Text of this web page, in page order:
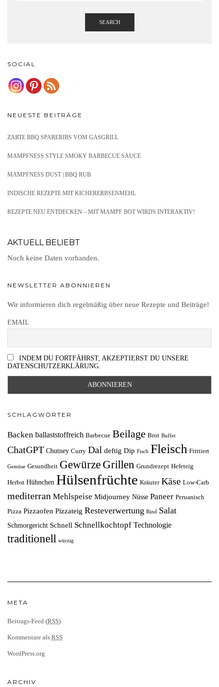
SEARCH
SOCIAL
NEUESTE BEITRÄGE
ZARTE BBQ SPARERIBS VOM GASGRILL
MAMPFNESS STYLE SMOKY BARBECUE SAUCE
MAMPFNESS DUST | BBQ RUB
INDISCHE REZEPTE MIT KICHERERBSENMEHL
REZEPTE NEU ENTDECKEN – MIT MAMPF BOT WIRDS INTERAKTIV!
AKTUELL BELIEBT
Noch keine Daten vorhanden.
NEWSLETTER ABONNIEREN
Wir informieren dich regelmäßig über neue Rezepte und Beiträge!
EMAIL
INDEM DU FORTFÄHRST, AKZEPTIERST DU UNSERE
DATENSCHUTZERKLÄRUNG.
SCHLAGWÖRTER
Backen ballaststoffreich Barbecue Beilage Brot Buffet
ChatGPT Chutney Curry Dal deftig Dip Fisch Fleisch Frittiert
Gemüse Gesundheit Gewürze Grillen Grundrezept Hefeteig
Herbst Hühnchen Hülsenfrüchte Kräuter Käse Low-Carb
mediterran Mehlspeise Midjourney Nüsse Paneer Peruanisch
Pizza Pizzaofen Pizzateig Resteverwertung Rind Salat
Schmorgericht Schnell Schnellkochtopf Technologie
traditionell würzig
META
Beitrags-Feed (RSS)
Kommentare als RSS
WordPress.org
ARCHIV